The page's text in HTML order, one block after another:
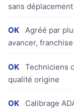
sans
OK
Agréé par
avancer,
OK
Techniciens
qualité origine
OK Calibrage